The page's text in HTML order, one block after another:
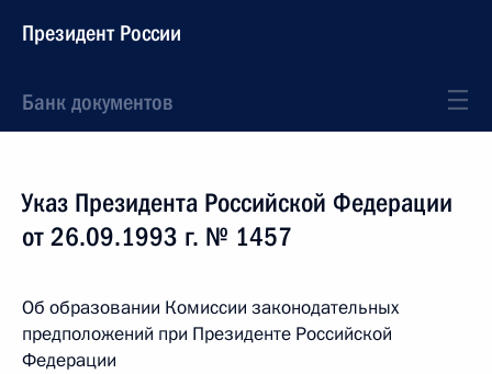
Президент России
Банк документов
Указ Президента Российской Федерации
от 26.09.1993 г. № 1457
Об образовании Комиссии законодательных
предположений при Президенте Российской
Федерации